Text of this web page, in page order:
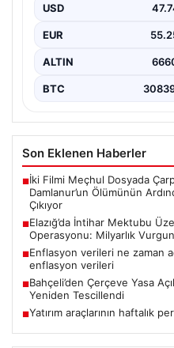
Elazığ'da tefecilere
büyük…
USD
EUR
ALTIN
BTC
Son Eklenen Haberler
■İki Filmi Meçhul Dosyada
Damlanur’un Ölümünün
Çıkıyor
■Elazığ’da İntihar Mektubu
Operasyonu: Milyarlık
■Enflasyon verileri ne zaman
enflasyon verileri
■Bahçeli’den Çerçeve Yasa
Yeniden Tescillendi
■Yatırım araçlarının haftalık